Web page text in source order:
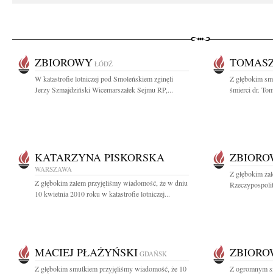
ZBIOROWY ŁÓDŹ
W katastrofie lotniczej pod Smoleńskiem zginęli
Jerzy Szmajdziński Wicemarszałek Sejmu RP,...
Z głębokim
śmierci dr.
KATARZYNA PISKORSKA
WARSZAWA
Z głębokim żalem przyjęliśmy wiadomość, że w dniu
10 kwietnia 2010 roku w katastrofie lotniczej...
Z głębokim
MACIEJ PŁAŻYŃSKI GDAŃSK
Z głębokim smutkiem przyjęliśmy wiadomość, że 10
Z ogromnym